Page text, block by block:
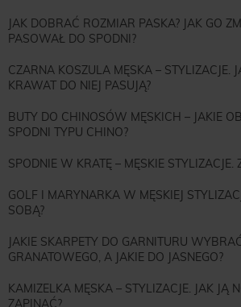
JAK DOBRAĆ ROZMIAR PASKA? JAK GO
PASOWAŁ DO SPODNI?
CZARNA KOSZULA MĘSKA – STYLIZACJE.
KRAWAT DO NIEJ PASUJĄ?
BUTY DO CHINOSÓW MĘSKICH – JAKIE
SPODNI TYPU CHINO?
SPODNIE W KRATĘ – MĘSKIE STYLIZACJE.
GOLF I MARYNARKA W MĘSKIEJ
SOBĄ?
JAKIE SKARPETY DO GARNITURU
GRANATOWEGO, A JAKIE DO JASNEGO?
KAMIZELKA MĘSKA – STYLIZACJE. JAK JĄ
ZAPINAĆ?